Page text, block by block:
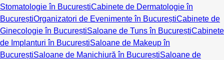
Stomatologie în BucureștiCabinete de Dermatologie în
BucureștiOrganizatori de Evenimente în BucureștiCabinete de
Ginecologie în BucureștiSaloane de Tuns în BucureștiCabinete
de Implanturi în BucureștiSaloane de Makeup în
BucureștiSaloane de Manichiură în BucureștiSaloane de